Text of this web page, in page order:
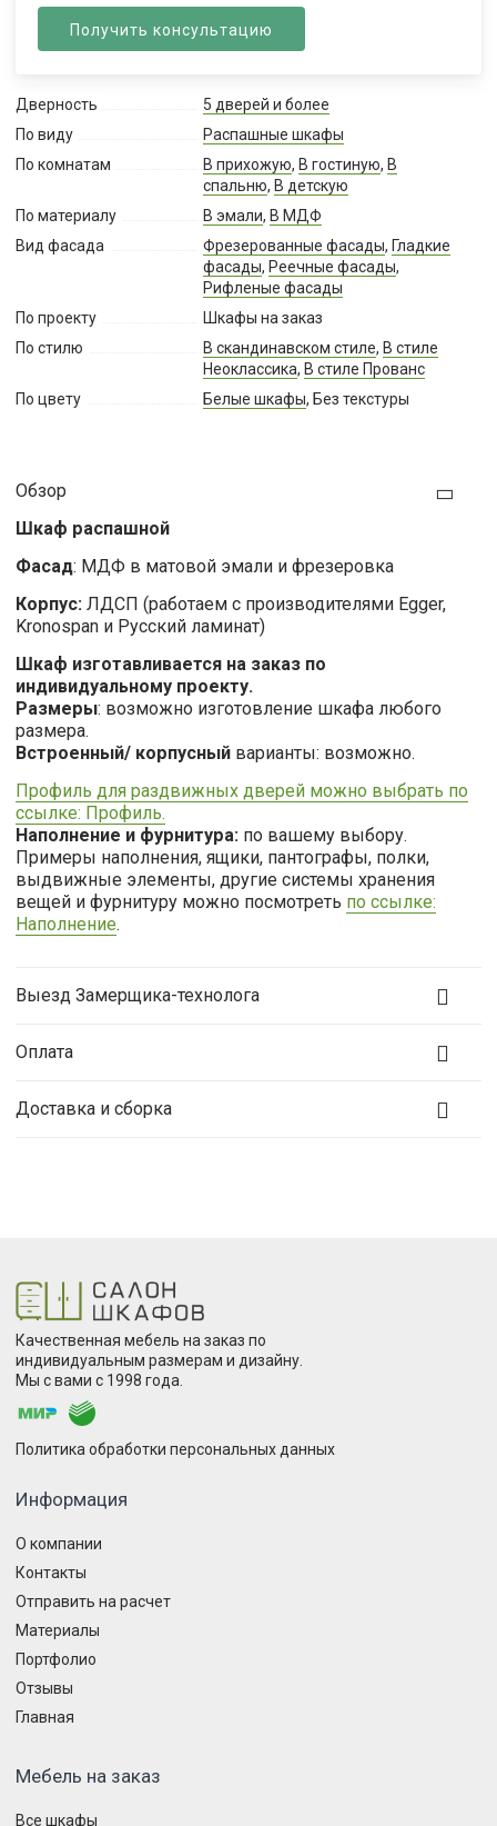
Получить консультацию
Дверность
5 дверей и более
По виду
Распашные шкафы
По комнатам
В прихожую, В гостиную, В
спальню, В детскую
По материалу
В эмали, В МДФ
Вид фасада
Фрезерованные фасады, Гладкие
фасады, Реечные фасады,
Рифленые фасады
По проекту
Шкафы на заказ
По стилю
В скандинавском стиле, В стиле
Неоклассика, В стиле Прованс
По цвету
Белые шкафы, Без текстуры
Обзор
Шкаф распашной
Фасад: МДФ в матовой эмали и фрезеровка
Корпус: ЛДСП (работаем с производителями Egger,
Kronospan и Русский ламинат)
Шкаф изготавливается на заказ по
индивидуальному проекту.
Размеры: возможно изготовление шкафа любого
размера.
Встроенный/ корпусный варианты: возможно.
Профиль для раздвижных дверей можно выбрать по
ссылке: Профиль.
Наполнение и фурнитура: по вашему выбору.
Примеры наполнения, ящики, пантографы, полки,
выдвижные элементы, другие системы хранения
вещей и фурнитуру можно посмотреть по ссылке:
Наполнение.
Выезд Замерщика-технолога
Оплата
Доставка и сборка
Качественная мебель на заказ по
индивидуальным размерам и дизайну.
Мы с вами с 1998 года.
Политика обработки персональных данных
Информация
О компании
Контакты
Отправить на расчет
Материалы
Портфолио
Отзывы
Главная
Мебель на заказ
Все шкафы